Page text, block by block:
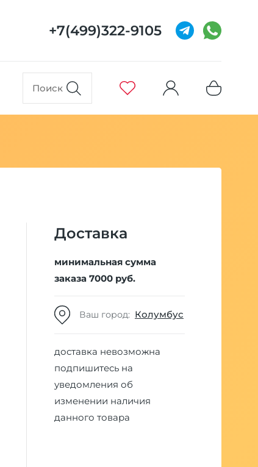
+7(499)322-9105
Доставка
минимальная сумма
заказа 7000 руб.
Ваш город: Колумбус
доставка невозможна
подпишитесь на
уведомления об
изменении наличия
данного товара